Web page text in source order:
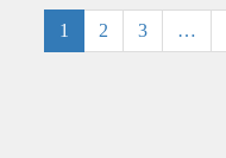
1 2 3 …